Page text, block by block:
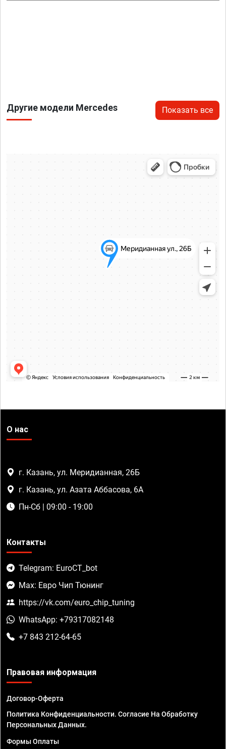
Другие модели Mercedes Показать все
О нас
г. Казань, ул. Меридианная, 26Б
г. Казань, ул. Азата Аббасова, 6А
Пн-Сб | 09:00 - 19:00
Контакты
Telegram: EuroCT_bot
Max: Евро Чип Тюнинг
https://vk.com/euro_chip_tuning
WhatsApp: +79317082148
+7 843 212-64-65
Правовая информация
Договор-Оферта
Политика Конфиденциальности. Согласие На Обработку
Персональных Данных.
Формы Оплаты